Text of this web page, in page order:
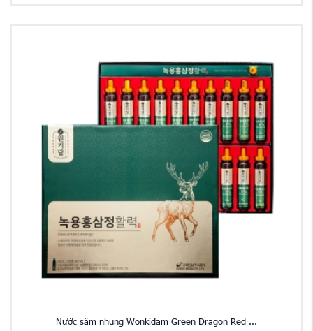
Nước sâm nhung Wonkidam Green Dragon Red ...